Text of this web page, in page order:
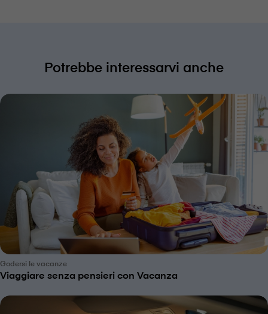
Potrebbe interessarvi anche
Godersi le vacanze
Viaggiare senza pensieri con Vacanza